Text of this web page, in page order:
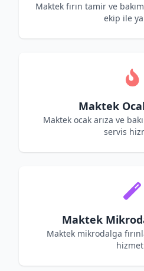
Maktek fırın tamir ve
ekip ile
Maktek
Maktek ocak arıza ve
servis
Maktek
Maktek mikrodalga